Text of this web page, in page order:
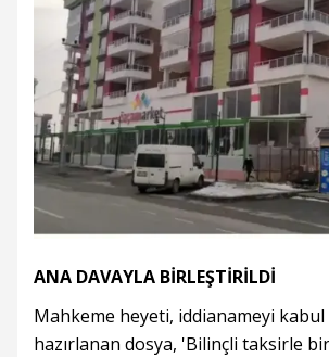
ANA DAVAYLA BİRLEŞTİRİLDİ
Mahkeme heyeti, iddianameyi kabul
hazırlanan dosya, 'Bilinçli taksirle